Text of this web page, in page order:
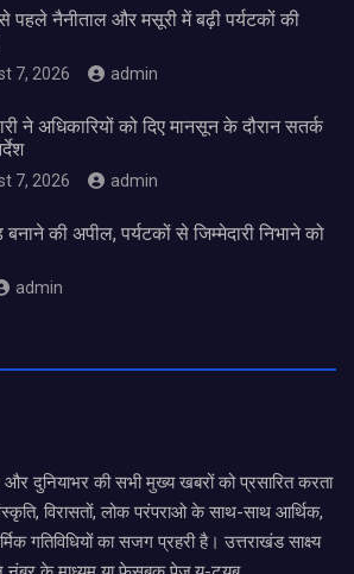
पहले नैनीताल और मसूरी में बढ़ी पर्यटकों की
7, 2026 admin
ने अधिकारियों को दिए मानसून के दौरान सतर्क
7, 2026 admin
की अपील, पर्यटकों से जिम्मेदारी निभाने को
admin
और दुनियाभर की सभी मुख्य खबरों को प्रसारित करता
विरासतों, लोक परंपराओ के साथ-साथ आर्थिक,
गतिविधियों का सजग प्रहरी है। उत्तराखंड साक्ष्य